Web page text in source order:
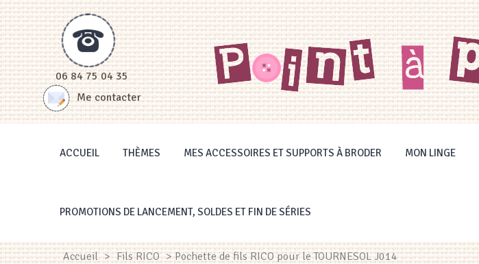
06 84 75 04 35
Me contacter
ACCUEIL THÈMES MES ACCESSOIRES ET SUPPORTS À BRODER MON LINGE
PROMOTIONS DE LANCEMENT, SOLDES ET FIN DE SÉRIES
Accueil > Fils RICO > Pochette de fils RICO pour le TOURNESOL J014
Panneau de gestion des cookies